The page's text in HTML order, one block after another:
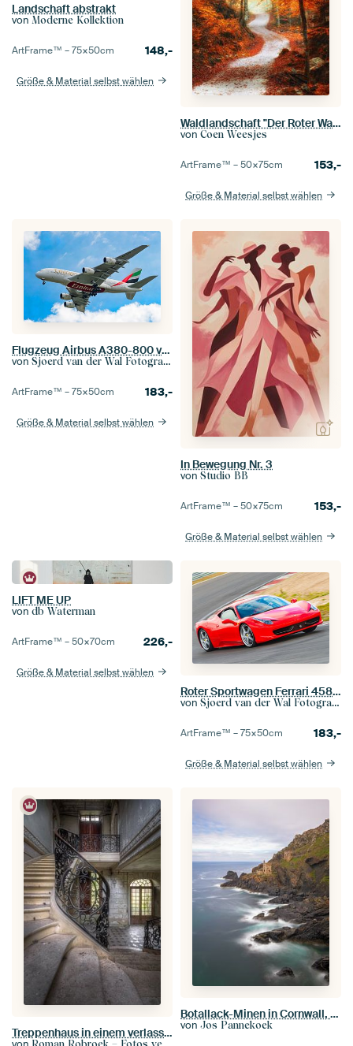
Landschaft abstrakt
von Moderne Kollektion
ArtFrame™ –75×50cm 148,-
Größe & Material selbst wählen
Waldlandschaft "Der Roter Wald"
von Coen Weesjes
ArtFrame™ –50×75cm 153,-
Größe & Material selbst wählen
Flugzeug Airbus A380-800 von Emirates im Überflug
von Sjoerd van der Wal Fotografie
ArtFrame™ –75×50cm 183,-
Größe & Material selbst wählen
In Bewegung Nr. 3
von Studio BB
ArtFrame™ –50×75cm 153,-
Größe & Material selbst wählen
LIFT ME UP
von db Waterman
ArtFrame™ –50×70cm 226,-
Größe & Material selbst wählen
Roter Sportwagen Ferrari 458 Italia fährt auf einer Rennstrecke
von Sjoerd van der Wal Fotografie
ArtFrame™ –75×50cm 183,-
Größe & Material selbst wählen
Treppenhaus in einem verlassenen Schloss
Botallack-Minen in Cornwall, England
von Jos Pannekoek